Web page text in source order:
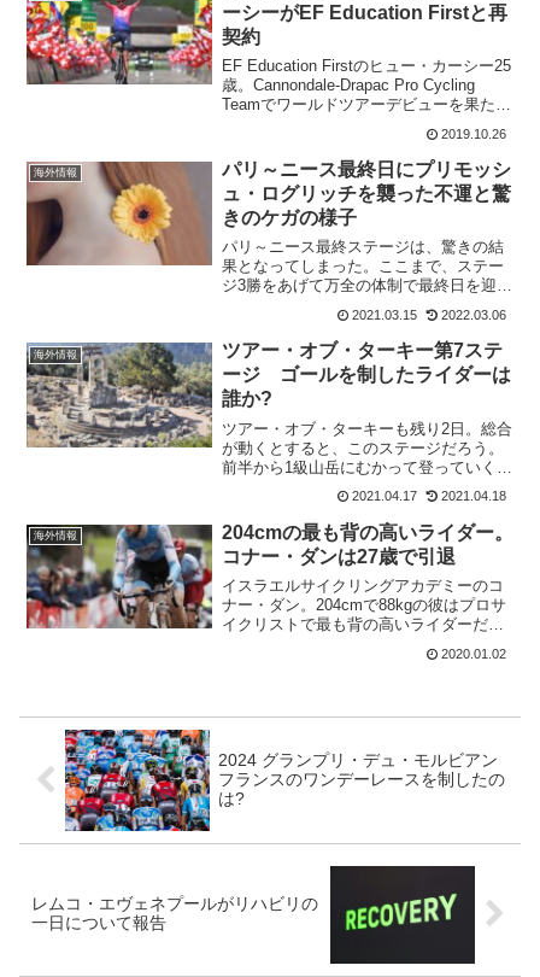
ーシーがEF Education Firstと再
契約
EF Education Firstのヒュー・カーシー25
歳。Cannondale-Drapac Pro Cycling
Teamでワールドツアーデビューを果たし
2019.10.26
海外情報
パリ～ニース最終日にプリモッシ
ュ・ログリッチを襲った不運と驚
きのケガの様子
パリ～ニース最終ステージは、驚きの結
果となってしまった。ここまで、ステー
ジ3勝をあげて万全の体制で最終日を迎え
たプリモッシュ・ログリッチ。短縮され
たステージでは、ログリッチの総合を脅
かすライダーは全くいないと思われてい
た。だが、まさかの事態...
2021.03.15 2022.03.06
海外情報
ツアー・オブ・ターキー第7ステ
ージ ゴールを制したライダーは
誰か?
ツアー・オブ・ターキーも残り2日。総合
が動くとすると、このステージだろう。
前半から1級山岳にむかって登っていくの
で集団が絞られることが予想される。総
合首位のホセ・マヌエル・ディアス
(DELKO)のリードが守れるか注目され
る。第7ステージ マ...
2021.04.17 2021.04.18
海外情報
204cmの最も背の高いライダー。
コナー・ダンは27歳で引退
イスラエルサイクリングアカデミーのコ
ナー・ダン。204cmで88kgの彼はプロサ
イクリストで最も背の高いライダーだっ
た。イスラエルサイクリングアカデミー
がイスラエルスタートアップネイション
2020.01.02
2024 グランプリ・デュ・モルビアン
フランスのワンデーレースを制したの
は?
レムコ・エヴェネプールがリハビリの
一日について報告